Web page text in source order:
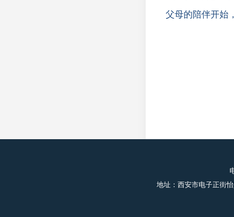
父母的陪伴开始
地址：西安市电子正街